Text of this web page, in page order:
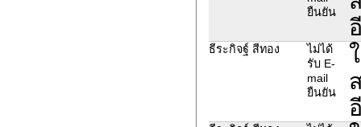
ยืนยัน
ธีระกิจฐ์ สีทอง
ไม่ได้
รับ E-
mail
ยืนยัน